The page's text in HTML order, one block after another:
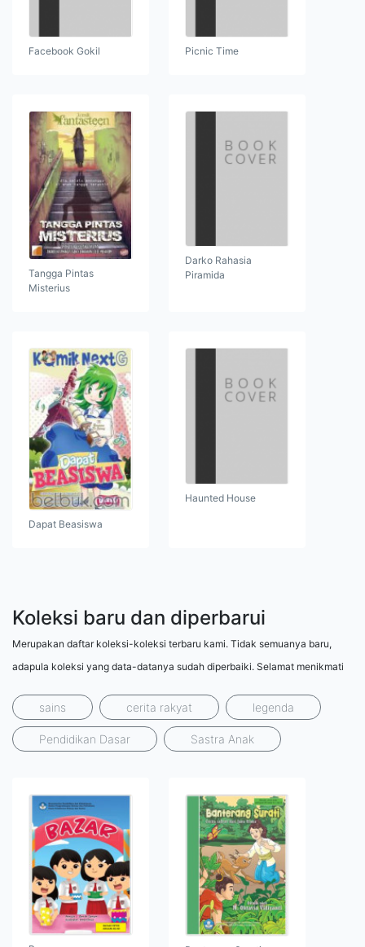
Facebook Gokil Picnic Time
Tangga Pintas
Misterius
Darko Rahasia
Piramida
Dapat Beasiswa
Haunted House
Koleksi baru dan diperbarui
Merupakan daftar koleksi-koleksi terbaru kami. Tidak semuanya baru,
adapula koleksi yang data-datanya sudah diperbaiki. Selamat menikmati
sains cerita rakyat legenda
Pendidikan Dasar Sastra Anak